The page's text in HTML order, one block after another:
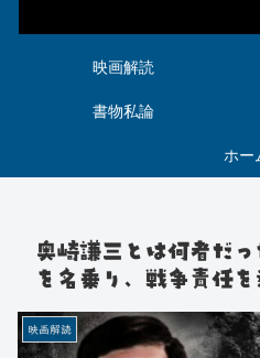
映画解読
書物私論
ホー
奥崎謙三とは何者だ
を名乗り、戦争責任
映画解読